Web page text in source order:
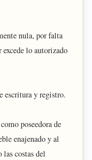
nula, por falta
lo autorizado
escritura y registro.
poseedora de
enajenado y al
costas del